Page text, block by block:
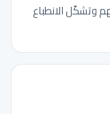
وتشكّل الانطباع